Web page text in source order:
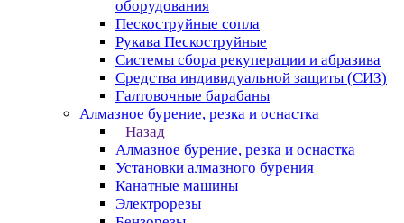
оборудования
Пескоструйные сопла
Рукава Пескоструйные
Системы сбора рекуперации и абразива
Средства индивидуальной защиты (СИЗ)
Галтовочные барабаны
Алмазное бурение, резка и оснастка
Назад
Алмазное бурение, резка и оснастка
Установки алмазного бурения
Канатные машины
Электрорезы